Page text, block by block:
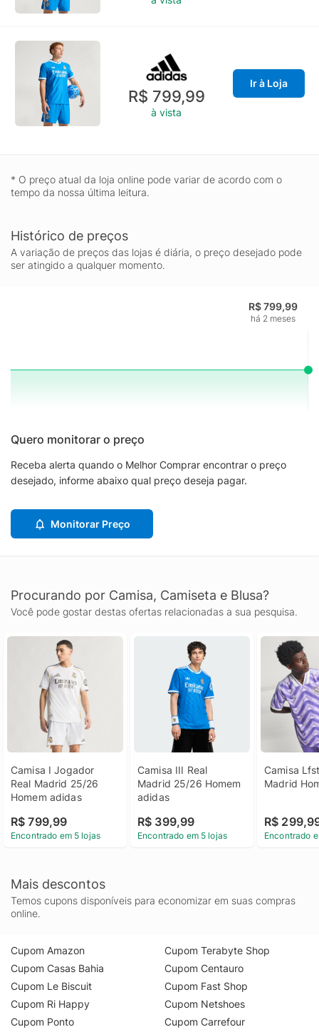
R$ 799,99
à vista
Ir à Loja
* O preço atual da loja online pode variar de acordo com o
tempo da nossa última leitura.
Histórico de preços
A variação de preços das lojas é diária, o preço desejado pode
ser atingido a qualquer momento.
R$ 799,99
há 2 meses
Quero monitorar o preço
Receba alerta quando o Melhor Comprar encontrar o preço
desejado, informe abaixo qual preço deseja pagar.
Monitorar Preço
Procurando por Camisa, Camiseta e Blusa?
Você pode gostar destas ofertas relacionadas a sua pesquisa.
Camisa I Jogador
Real Madrid 25/26
Homem adidas
R$ 799,99
Encontrado em 5 lojas
Camisa III Real
Madrid 25/26 Homem
adidas
R$ 399,99
Encontrado em 5 lojas
Camisa
Madrid
R$
Encontrado
Mais descontos
Temos cupons disponíveis para economizar em suas compras
online.
Cupom Amazon
Cupom Casas Bahia
Cupom Le Biscuit
Cupom Ri Happy
Cupom Ponto
Cupom Terabyte Shop
Cupom Centauro
Cupom Fast Shop
Cupom Netshoes
Cupom Carrefour